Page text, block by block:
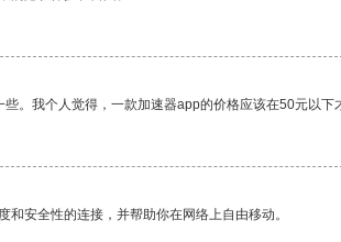
。我个人觉得，一款加速器app的价格应该在50元以下
安全性的连接，并帮助你在网络上自由移动。